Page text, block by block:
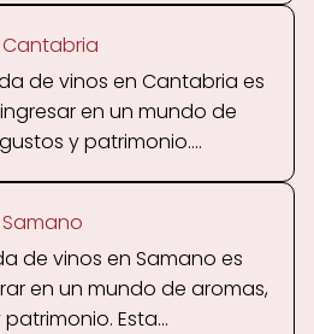
de vinos en Cantabria es
en un mundo de
y patrimonio....
de vinos en Samano es
en un mundo de aromas,
Esta...